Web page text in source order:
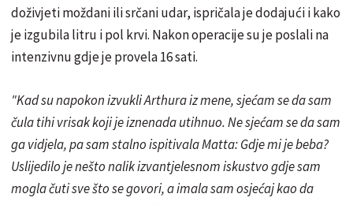
doživjeti moždani ili srčani udar, ispričala je dodajući i kako
je izgubila litru i pol krvi. Nakon operacije su je poslali na
intenzivnu gdje je provela 16 sati.
"Kad su napokon izvukli Arthura iz mene, sjećam se da sam
čula tihi vrisak koji je iznenada utihnuo. Ne sjećam se da sam
ga vidjela, pa sam stalno ispitivala Matta: Gdje mi je beba?
Uslijedilo je nešto nalik izvantjelesnom iskustvo gdje sam
mogla čuti sve što se govori, a imala sam osjećaj kao da